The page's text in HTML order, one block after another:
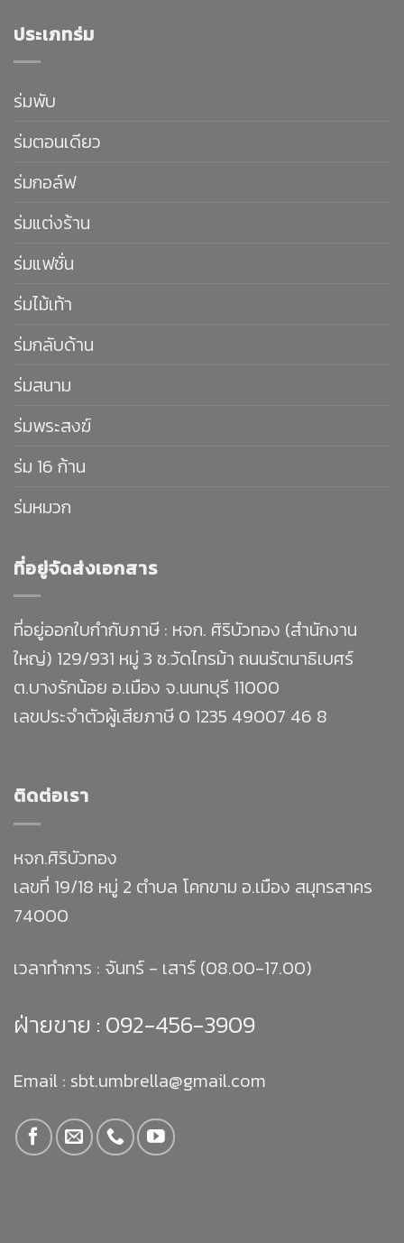
ประเภทร่ม
ร่มพับ
ร่มตอนเดียว
ร่มกอล์ฟ
ร่มแต่งร้าน
ร่มแฟชั่น
ร่มไม้เท้า
ร่มกลับด้าน
ร่มสนาม
ร่มพระสงฆ์
ร่ม 16 ก้าน
ร่มหมวก
ที่อยู่จัดส่งเอกสาร
ที่อยู่ออกใบกำกับภาษี : หจก. ศิริบัวทอง (สำนักงาน
ใหญ่) 129/931 หมู่ 3 ซ.วัดไทรม้า ถนนรัตนาธิเบศร์
ต.บางรักน้อย อ.เมือง จ.นนทบุรี 11000
เลขประจำตัวผู้เสียภาษี 0 1235 49007 46 8
ติดต่อเรา
หจก.ศิริบัวทอง
เลขที่ 19/18 หมู่ 2 ตำบล โคกขาม อ.เมือง สมุทรสาคร
74000
เวลาทำการ : จันทร์ - เสาร์ (08.00-17.00)
ฝ่ายขาย : 092-456-3909
Email : sbt.umbrella@gmail.com